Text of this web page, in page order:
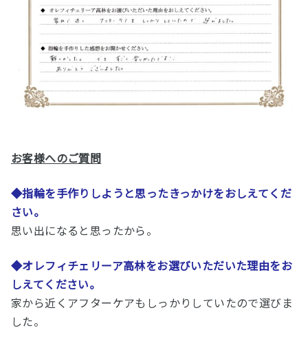
お客様へのご質問
◆指輪を手作りしようと思ったきっかけをおしえてくだ
さい。
思い出になると思ったから。
◆オレフィチェリーア高林をお選びいただいた理由をお
しえてください。
家から近くアフターケアもしっかりしていたので選びま
した。